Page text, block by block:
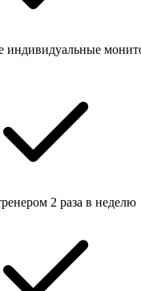
индивидуальные
2 раза в неделю